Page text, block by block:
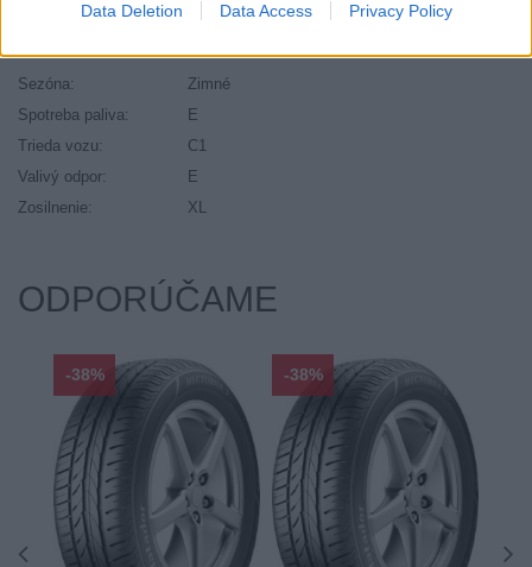
Data Deletion Data Access Privacy Policy
50
Ráfik:
R18
Sezóna:
Zimné
Spotreba paliva:
E
Trieda vozu:
C1
Valivý odpor:
E
Zosilnenie:
XL
ODPORÚČAME
-38% -38%